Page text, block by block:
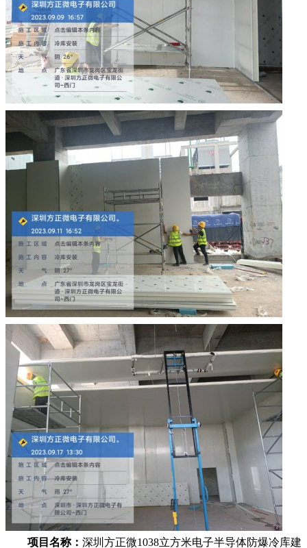
项目名称： 深圳方正微1038立方米电子半导体防爆冷库建